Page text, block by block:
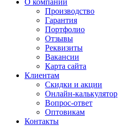
О компании
Производство
Гарантия
Портфолио
Отзывы
Реквизиты
Вакансии
Карта сайта
Клиентам
Скидки и акции
Онлайн-калькулятор
Вопрос-ответ
Оптовикам
Контакты